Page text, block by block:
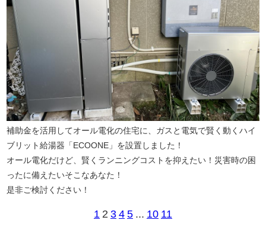
補助金を活用してオール電化の住宅に、ガスと電気で賢く動くハイ
ブリット給湯器「ECOONE」を設置しました！
オール電化だけど、賢くランニングコストを抑えたい！災害時の困
ったに備えたいそこなあなた！
是非ご検討ください！
1 2 3 4 5 ... 10 11